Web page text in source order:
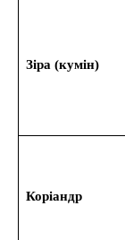
Зіра (кумін)
Коріандр